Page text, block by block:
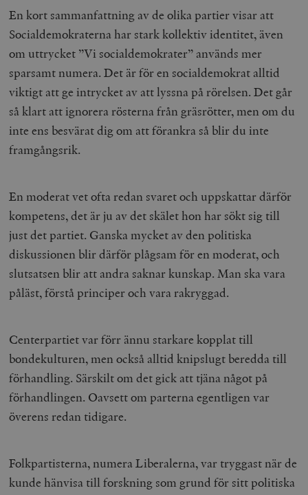
En kort sammanfattning av de olika partier visar att
Socialdemokraterna har stark kollektiv identitet, även
om uttrycket ”Vi socialdemokrater” används mer
sparsamt numera. Det är för en socialdemokrat alltid
viktigt att ge intrycket av att lyssna på rörelsen. Det går
så klart att ignorera rösterna från gräsrötter, men om du
inte ens besvärat dig om att förankra så blir du inte
framgångsrik.
En moderat vet ofta redan svaret och uppskattar därför
kompetens, det är ju av det skälet hon har sökt sig till
just det partiet. Ganska mycket av den politiska
diskussionen blir därför plågsam för en moderat, och
slutsatsen blir att andra saknar kunskap. Man ska vara
påläst, förstå principer och vara rakryggad.
Centerpartiet var förr ännu starkare kopplat till
bondekulturen, men också alltid knipslugt beredda till
förhandling. Särskilt om det gick att tjäna något på
förhandlingen. Oavsett om parterna egentligen var
överens redan tidigare.
Folkpartisterna, numera Liberalerna, var tryggast när de
kunde hänvisa till forskning som grund för sitt politiska